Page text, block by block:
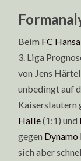
Beim FC
3. Liga
von Jens
unbedingt auf
Kaiserslautern
Halle(1:1) und
gegen Dynamo
sich aber